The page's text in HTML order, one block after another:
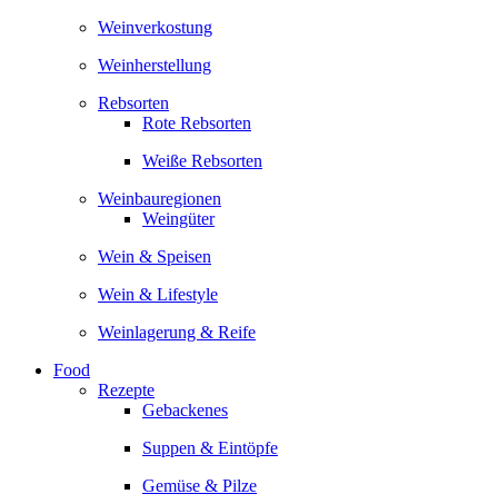
Weinverkostung
Weinherstellung
Rebsorten
Rote Rebsorten
Weiße Rebsorten
Weinbauregionen
Weingüter
Wein & Speisen
Wein & Lifestyle
Weinlagerung & Reife
Food
Rezepte
Gebackenes
Suppen & Eintöpfe
Gemüse & Pilze